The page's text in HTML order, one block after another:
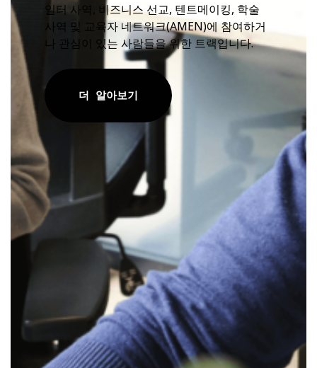
일터 사역, 비즈니스 선교, 텐트메이킹, 학술
사역 및 교육자 네트워크(AMEN)에 참여하거
나 관심이 있는 사람들을 위한 트랙입니다.
더 알아보기